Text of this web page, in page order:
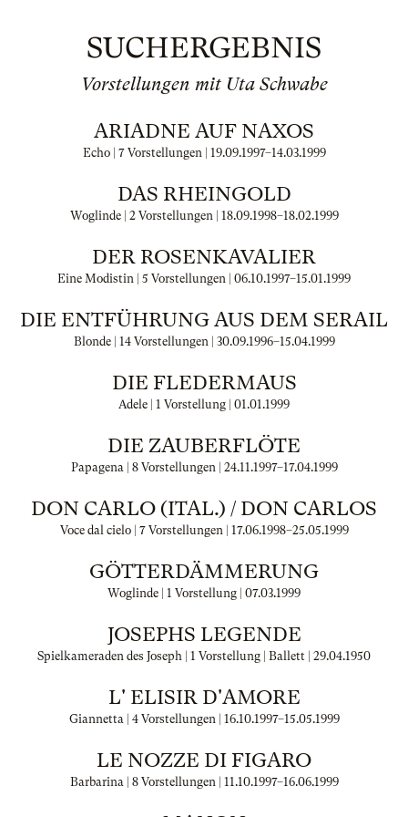
SUCHERGEBNIS
Vorstellungen mit Uta Schwabe
ARIADNE AUF NAXOS
Echo | 7 Vorstellungen | 19.09.1997–14.03.1999
DAS RHEINGOLD
Woglinde | 2 Vorstellungen | 18.09.1998–18.02.1999
DER ROSENKAVALIER
Eine Modistin | 5 Vorstellungen | 06.10.1997–15.01.1999
DIE ENTFÜHRUNG AUS DEM SERAIL
Blonde | 14 Vorstellungen | 30.09.1996–15.04.1999
DIE FLEDERMAUS
Adele | 1 Vorstellung | 01.01.1999
DIE ZAUBERFLÖTE
Papagena | 8 Vorstellungen | 24.11.1997–17.04.1999
DON CARLO (ITAL.) / DON CARLOS
Voce dal cielo | 7 Vorstellungen | 17.06.1998–25.05.1999
GÖTTERDÄMMERUNG
Woglinde | 1 Vorstellung | 07.03.1999
JOSEPHS LEGENDE
Spielkameraden des Joseph | 1 Vorstellung | Ballett | 29.04.1950
L' ELISIR D'AMORE
Giannetta | 4 Vorstellungen | 16.10.1997–15.05.1999
LE NOZZE DI FIGARO
Barbarina | 8 Vorstellungen | 11.10.1997–16.06.1999